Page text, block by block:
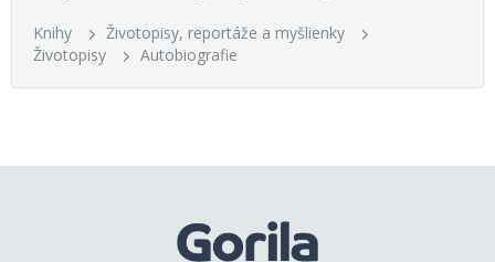
Knihy
Životopisy, reportáže a myšlienky
Životopisy
Autobiografie